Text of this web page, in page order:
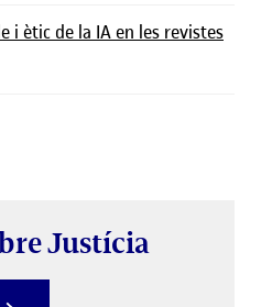
i ètic de la IA en les revistes
Justícia